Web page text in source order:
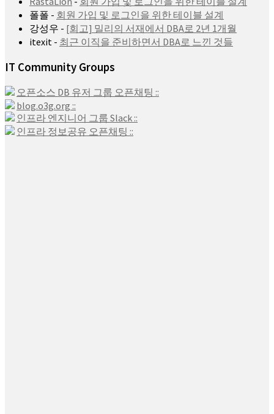
폴폴 - 회원 가입 및 로그인을 위한 테이블 설계
강성우 - [회고] 밀리의 서재에서 DBA로 2년 1개월
itexit - 최근 이직을 준비하면서 DBA로 느낀 것들
IT Community Groups
오픈소스 DB 유저 그룹 오픈채팅 ::
blog.o3g.org ::
인프라 엔지니어 그룹 Slack ::
인프라 정보공유 오픈채팅 ::